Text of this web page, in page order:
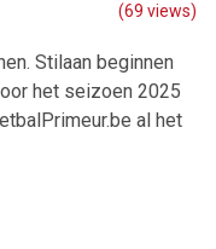
(69 views)
Stilaan beginnen
het seizoen 2025
al het